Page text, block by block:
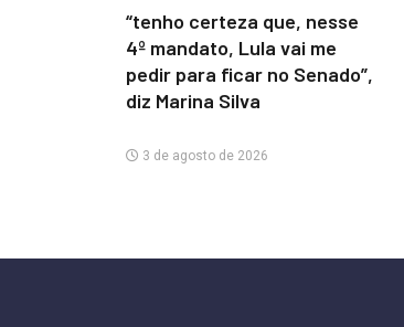
“tenho certeza que, nesse
4º mandato, Lula vai me
pedir para ficar no Senado”,
diz Marina Silva
3 de agosto de 2026